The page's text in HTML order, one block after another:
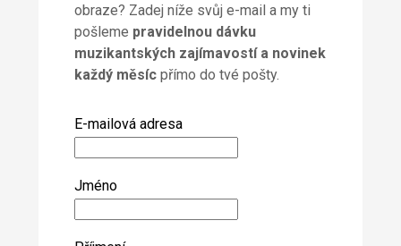
obraze? Zadej níže svůj e-mail a my ti
pošleme pravidelnou dávku
muzikantských zajímavostí a novinek
každý měsícpřímo do tvé pošty.
E-mailová adresa
Jméno